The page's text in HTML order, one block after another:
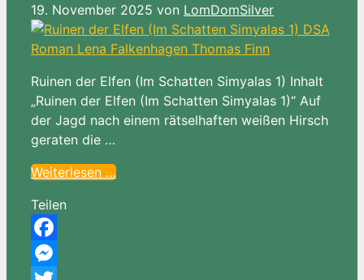
19. November 2025 von LomDomSilver
Ruinen der Elfen (Im Schatten Simyalas 1) Inhalt
„Ruinen der Elfen (Im Schatten Simyalas 1)“ Auf
der Jagd nach einem rätselhaften weißen Hirsch
geraten die …
Weiterlesen …
Teilen
Facebook